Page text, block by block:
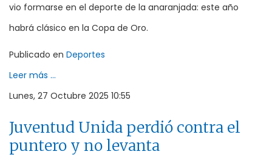
vio formarse en el deporte de la anaranjada: este año
habrá clásico en la Copa de Oro.
Publicado en Deportes
Leer más ...
Lunes, 27 Octubre 2025 10:55
Juventud Unida perdió contra el
puntero y no levanta